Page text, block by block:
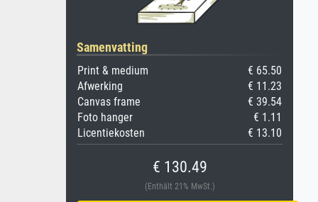
Samenvatting
Print & medium
€ 65.50
Afwerking
€ 11.23
Canvas frame
€ 39.54
Foto hanger
€ 1.11
Licentiekosten
€ 13.10
€ 130.49
(Enthält 21% MwSt.)